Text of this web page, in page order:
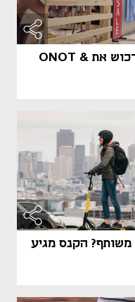
קבוצת גולף בוחנת אפשרות לרכוש את ONOT &
משותף? הקנס מגיע